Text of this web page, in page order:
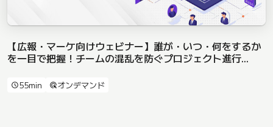
【広報・マーケ向けウェビナー】誰が・いつ・何をするか
を一目で把握！チームの混乱を防ぐプロジェクト進行...
schedule55min ads_clickオンデマンド